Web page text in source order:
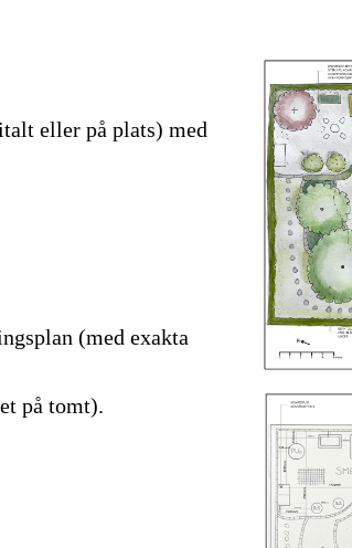
eller på plats) med
(med exakta
på tomt).